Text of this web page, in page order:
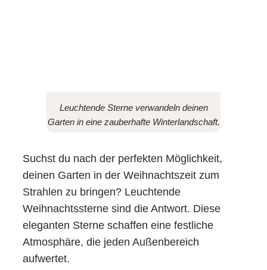
Leuchtende Sterne verwandeln deinen
Garten in eine zauberhafte Winterlandschaft.
Suchst du nach der perfekten Möglichkeit,
deinen Garten in der Weihnachtszeit zum
Strahlen zu bringen? Leuchtende
Weihnachtssterne sind die Antwort. Diese
eleganten Sterne schaffen eine festliche
Atmosphäre, die jeden Außenbereich
aufwertet.